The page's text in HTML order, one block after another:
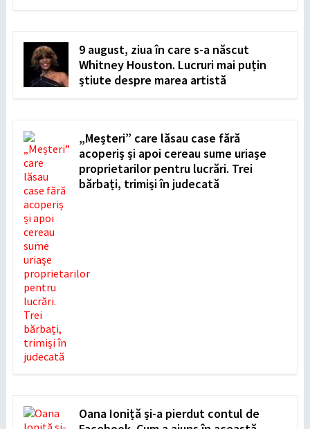
9 august, ziua în care s-a născut
Whitney Houston. Lucruri mai puțin
știute despre marea artistă
„Meșteri” care lăsau case fără
acoperiș și apoi cereau sume uriașe
proprietarilor pentru lucrări. Trei
bărbați, trimiși în judecată
Oana Ioniță și-a pierdut contul de